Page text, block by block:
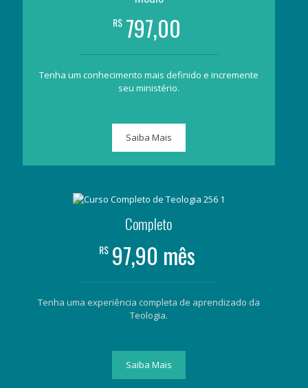
R$ 797,00
Tenha um conhecimento mais definido e incremente
seu ministério.
Saiba Mais
Completo
R$ 97,90 mês
Tenha uma experiência completa de aprendizado da
Teologia.
Saiba Mais